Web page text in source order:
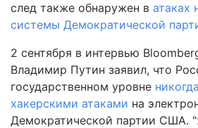
след также обнаружен в атаках
системы Демократической
2 сентября в интервью
Владимир Путин заявил, что
государственном уровне
хакерскими атаками на
Демократической партии США.